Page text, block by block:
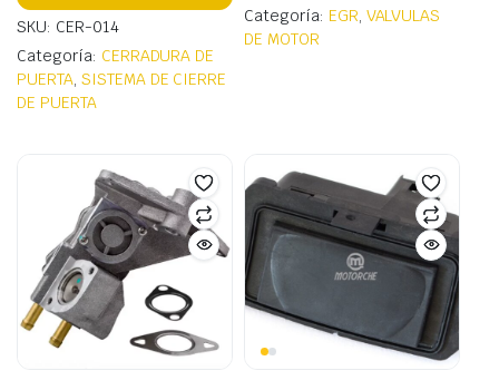
SKU: CER-014
Categoría: CERRADURA DE
PUERTA SISTEMA DE CIERRE
DE PUERTA
Categoría: EGR VALVULAS
DE MOTOR